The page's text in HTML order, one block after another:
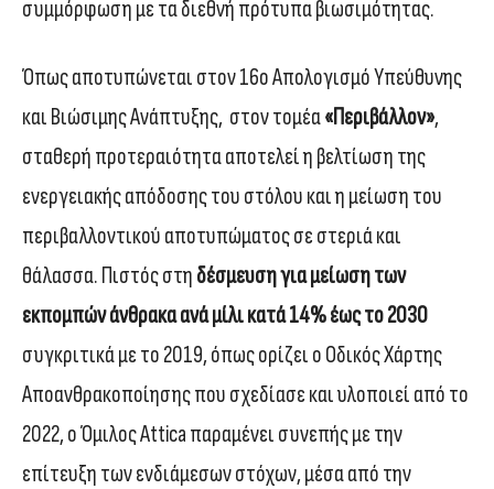
συμμόρφωση με τα διεθνή πρότυπα βιωσιμότητας.
Όπως αποτυπώνεται στον 16οΑπολογισμό Υπεύθυνης
και Βιώσιμης Ανάπτυξης, στον τομέα«Περιβάλλον»,
σταθερή προτεραιότητα αποτελεί η βελτίωση της
ενεργειακής απόδοσης του στόλου και η μείωση του
περιβαλλοντικού αποτυπώματος σε στεριά και
θάλασσα. Πιστός στη δέσμευση για μείωση των
εκπομπών άνθρακα ανά μίλι κατά 14% έως το 2030
συγκριτικά με το 2019, όπως ορίζει ο Οδικός Χάρτης
Αποανθρακοποίησης που σχεδίασε και υλοποιεί από το
2022, ο Όμιλος Attica παραμένει συνεπής με την
επίτευξη των ενδιάμεσων στόχων, μέσα από την